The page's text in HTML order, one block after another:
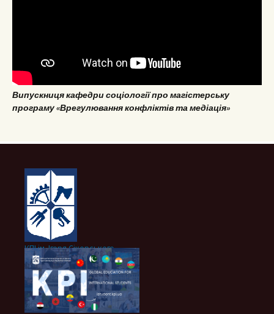
Випускниця кафедри соціології про магістерську
програму «Врегулювання конфліктів та медіація»
КПІ ім. Ігоря Сікорського